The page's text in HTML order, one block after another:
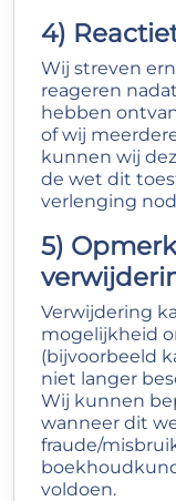
4)
Wij streven
reageren
hebben
of wij
kunnen wij
de wet dit
verlenging
5)
Verwijdering
mogelijkheid
(bijvoorbeeld
niet langer
Wij kunnen
wanneer dit
fraude/
voldoen.